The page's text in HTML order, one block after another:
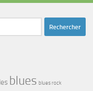
blues blues rock